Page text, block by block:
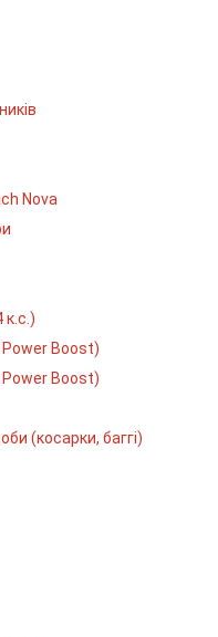
Nova
к.с.)
Power Boost)
Power Boost)
(косарки, баггі)